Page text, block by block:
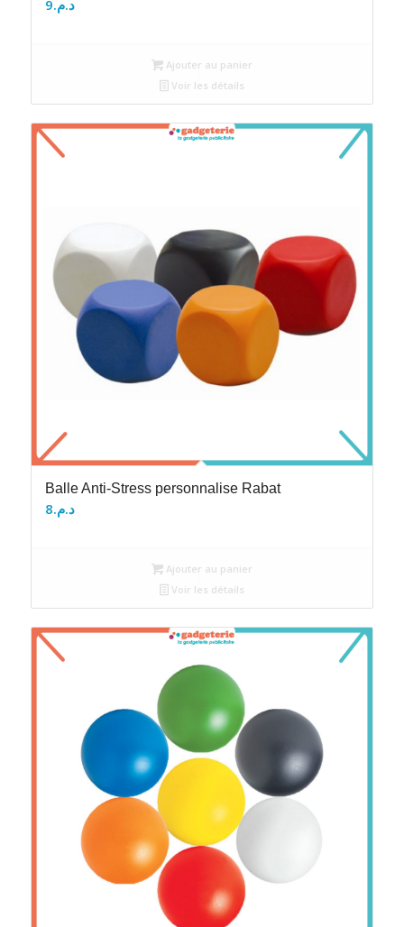
د.م.9
Ajouter au panier
Voir les détails
Balle Anti-Stress personnalise Rabat
د.م.8
Ajouter au panier
Voir les détails